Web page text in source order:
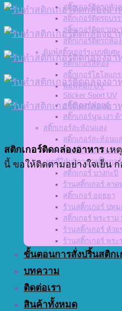
สติ๊กเกอร์ติดรถหัว
สติ๊กเกอร์ติดรถบร
สติ๊กเกอร์ติดยานพ
สติ๊กเกอร์ติดรถห้อ
พิมพ์สติ๊กเกอร์ระบบพิเศษ
สติ๊กเกอร์สีทอง
สติ๊กเกอร์โฮโลแก
พิมพ์หมึก UV
Sticker Sport UV
สติ๊กเกอร์ฟอยด์
สติ๊กเกอร์นูน เงา
สติ๊กเกอร์สะท้อนแสง
สติ๊กเกอร์สะท้อนแ
ตัดสติ๊กเกอร์สะท้อ
เขตที่ให้บริการ “สติ๊กเกอร์
สติ๊กเกอร์ บางกะปิ
ร้านสติ๊กเกอร์ ลา
สติ๊กเกอร์ อยุธยา
ร้านสติ๊กเกอร์ ปทุ
สติ๊กเกอร์ พระราม
ร้านสติ๊กเกอร์ ห้วย
ร้านสติ๊กเกอร์ พระ
ขั้นตอนการสั่งปริ้นสติกเ
บทความ
ติดต่อเรา
สินค้าทั้งหมด
สติกเกอร์ติดกล่องอาหารเห
นี้ ขอให้ติดตามอย่างใจเย็น